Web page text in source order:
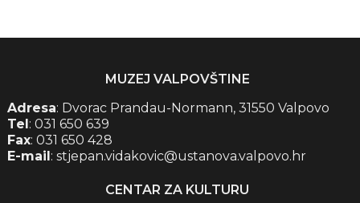
MUZEJ VALPOVŠTINE
Adresa: Dvorac Prandau-Normann, 31550 Valpovo
Tel: 031 650 639
Fax: 031 650 428
E-mail: stjepan.vidakovic@ustanova.valpovo.hr
CENTAR ZA KULTURU